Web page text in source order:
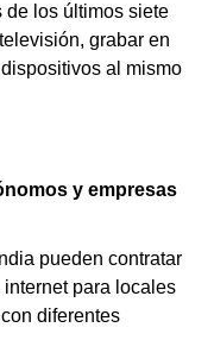
de los últimos siete
grabar en
al mismo
y empresas
pueden contratar
para locales
diferentes